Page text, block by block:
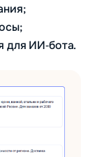
для ИИ‑бота.